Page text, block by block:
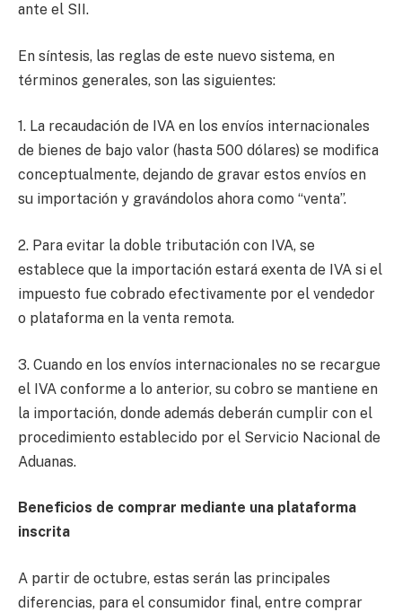
ante el SII.
En síntesis, las reglas de este nuevo sistema, en
términos generales, son las siguientes:
1. La recaudación de IVA en los envíos internacionales
de bienes de bajo valor (hasta 500 dólares) se modifica
conceptualmente, dejando de gravar estos envíos en
su importación y gravándolos ahora como “venta”.
2. Para evitar la doble tributación con IVA, se
establece que la importación estará exenta de IVA si el
impuesto fue cobrado efectivamente por el vendedor
o plataforma en la venta remota.
3. Cuando en los envíos internacionales no se recargue
el IVA conforme a lo anterior, su cobro se mantiene en
la importación, donde además deberán cumplir con el
procedimiento establecido por el Servicio Nacional de
Aduanas.
Beneficios de comprar mediante una plataforma
inscrita
A partir de octubre, estas serán las principales
diferencias, para el consumidor final, entre comprar